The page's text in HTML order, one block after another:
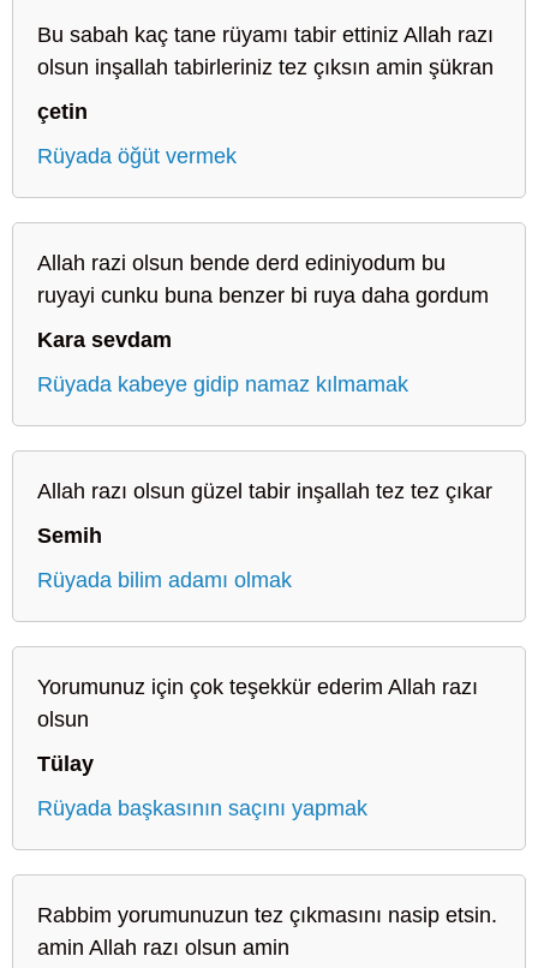
Bu sabah kaç tane rüyamı tabir ettiniz Allah razı
olsun inşallah tabirleriniz tez çıksın amin şükran
çetin
Rüyada öğüt vermek
Allah razi olsun bende derd ediniyodum bu
ruyayi cunku buna benzer bi ruya daha gordum
Kara sevdam
Rüyada kabeye gidip namaz kılmamak
Allah razı olsun güzel tabir inşallah tez tez çıkar
Semih
Rüyada bilim adamı olmak
Yorumunuz için çok teşekkür ederim Allah razı
olsun
Tülay
Rüyada başkasının saçını yapmak
Rabbim yorumunuzun tez çıkmasını nasip etsin.
amin Allah razı olsun amin